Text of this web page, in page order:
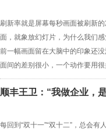
刷新率就是屏幕每秒画面被刷新
面，就象放幻灯片，为什么我们
前一幅画面留在大脑中的印象还
面间的差别很小，一个动作要用
顺丰王卫：“我做企业，
每回到“双十一”“双十二”，总会